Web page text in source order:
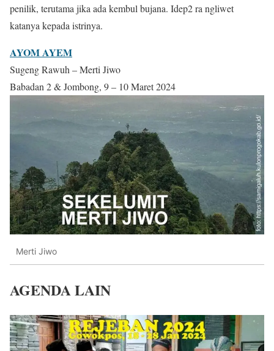
penilik, terutama jika ada kembul bujana. Idep2 ra ngliwet
katanya kepada istrinya.
AYOM AYEM
Sugeng Rawuh – Merti Jiwo
Babadan 2 & Jombong, 9 – 10 Maret 2024
Merti Jiwo
AGENDA LAIN